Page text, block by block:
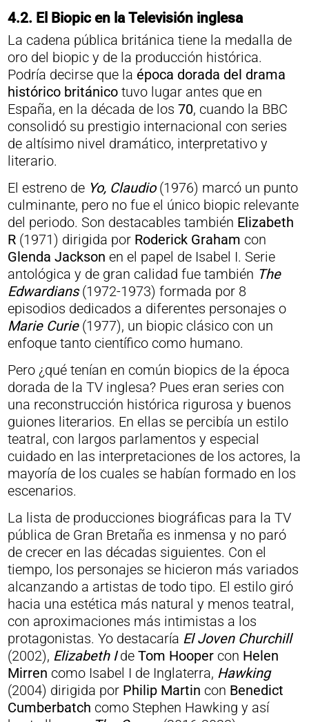
4.2. El Biopic en la Televisión inglesa
La cadena pública británica tiene la medalla de
oro del biopic y de la producción histórica.
Podría decirse que la época dorada del drama
histórico británicotuvo lugar antes que en
España, en la década de los 70, cuando la BBC
consolidó su prestigio internacional con series
de altísimo nivel dramático, interpretativo y
literario.
El estreno de Yo, Claudio(1976) marcó un punto
culminante, pero no fue el único biopic relevante
del periodo. Son destacables también Elizabeth
R (1971) dirigida por Roderick Graham con
Glenda Jackson en el papel de Isabel I. Serie
antológica y de gran calidad fue también The
Edwardians(1972-1973) formada por 8
episodios dedicados a diferentes personajes o
Marie Curie(1977), un biopic clásico con un
enfoque tanto científico como humano.
Pero ¿qué tenían en común biopics de la época
dorada de la TV inglesa? Pues eran series con
una reconstrucción histórica rigurosa y buenos
guiones literarios. En ellas se percibía un estilo
teatral, con largos parlamentos y especial
cuidado en las interpretaciones de los actores, la
mayoría de los cuales se habían formado en los
escenarios.
La lista de producciones biográficas para la TV
pública de Gran Bretaña es inmensa y no paró
de crecer en las décadas siguientes. Con el
tiempo, los personajes se hicieron más variados
alcanzando a artistas de todo tipo. El estilo giró
hacia una estética más natural y menos teatral,
con aproximaciones más intimistas a los
protagonistas. Yo destacaría El Joven Churchill
(2002), Elizabeth Ide Tom Hoopercon Helen
Mirren como Isabel I de Inglaterra, Hawking
(2004) dirigida por Philip Martin con Benedict
Cumberbatch como Stephen Hawking y así